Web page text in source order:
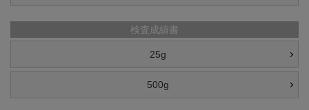
検査成績書
25g
500g